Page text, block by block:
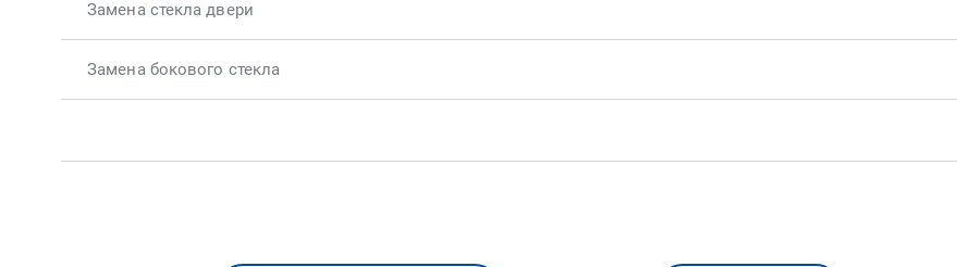
Замена стекла двери
Замена бокового стекла